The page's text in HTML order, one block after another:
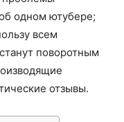
одном ютубере;
всем
поворотным
отзывы.